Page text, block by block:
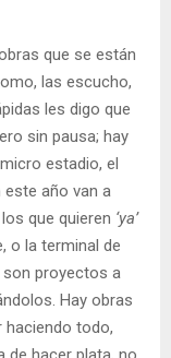
que se están
las escucho,
les digo que
sin pausa; hay
estadio, el
este año van a
que quieren ‘ya’
o la terminal de
proyectos a
Hay obras
haciendo todo,